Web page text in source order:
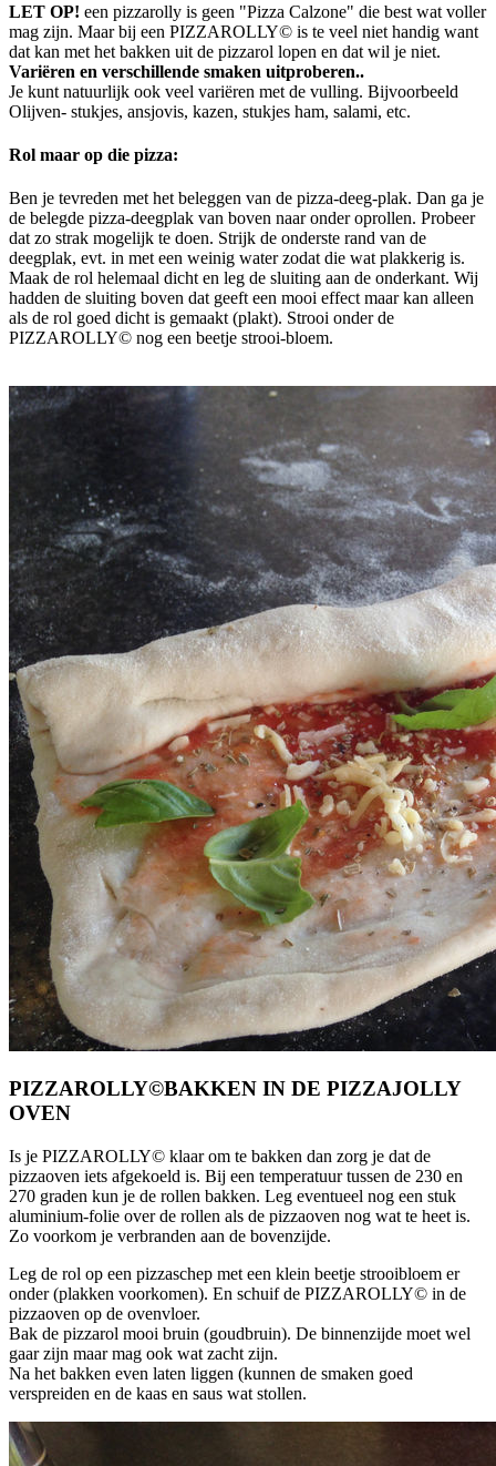
LET OP! een pizzarolly is geen "Pizza Calzone" die best wat voller
mag zijn. Maar bij een PIZZAROLLY© is te veel niet handig want
dat kan met het bakken uit de pizzarol lopen en dat wil je niet.
Variëren en verschillende smaken uitproberen..
Je kunt natuurlijk ook veel variëren met de vulling. Bijvoorbeeld
Olijven- stukjes, ansjovis, kazen, stukjes ham, salami, etc.
Rol maar op die pizza:
Ben je tevreden met het beleggen van de pizza-deeg-plak. Dan ga je
de belegde pizza-deegplak van boven naar onder oprollen. Probeer
dat zo strak mogelijk te doen. Strijk de onderste rand van de
deegplak, evt. in met een weinig water zodat die wat plakkerig is.
Maak de rol helemaal dicht en leg de sluiting aan de onderkant. Wij
hadden de sluiting boven dat geeft een mooi effect maar kan alleen
als de rol goed dicht is gemaakt (plakt). Strooi onder de
PIZZAROLLY© nog een beetje strooi-bloem.
PIZZAROLLY©BAKKEN IN DE PIZZAJOLLY
OVEN
Is je PIZZAROLLY© klaar om te bakken dan zorg je dat de
pizzaoven iets afgekoeld is. Bij een temperatuur tussen de 230 en
270 graden kun je de rollen bakken. Leg eventueel nog een stuk
aluminium-folie over de rollen als de pizzaoven nog wat te heet is.
Zo voorkom je verbranden aan de bovenzijde.
Leg de rol op een pizzaschep met een klein beetje strooibloem er
onder (plakken voorkomen). En schuif de PIZZAROLLY© in de
pizzaoven op de ovenvloer.
Bak de pizzarol mooi bruin (goudbruin). De binnenzijde moet wel
gaar zijn maar mag ook wat zacht zijn.
Na het bakken even laten liggen (kunnen de smaken goed
verspreiden en de kaas en saus wat stollen.